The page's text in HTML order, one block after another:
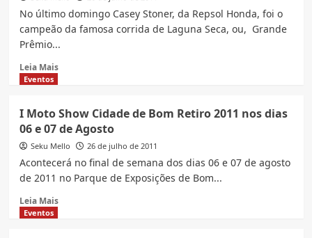
W
Six
Days
edição
Trophy
na
No último domingo Casey Stoner, da Repsol Honda, foi o
campeão da famosa corrida de Laguna Seca, ou, Grande
Prêmio...
Leia MaisRead
Stoner
faz
uma
corrida
e
vence
o
Eventos
I Moto Show Cidade de Bom Retiro 2011 nos dias
06 e 07 de Agosto
Seku Mello 26 de julho de 2011
Acontecerá no final de semana dos dias 06 e 07 de agosto
de 2011 no Parque de Exposições de Bom...
Leia MaisRead
Eventos